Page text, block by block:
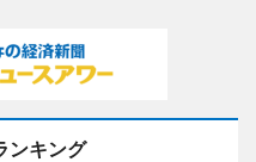
ンキング